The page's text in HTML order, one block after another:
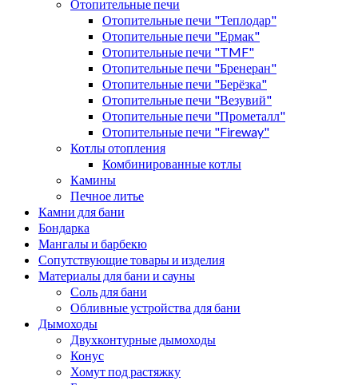
Отопительные печи
Отопительные печи "Теплодар"
Отопительные печи "Ермак"
Отопительные печи "TMF"
Отопительные печи "Бренеран"
Отопительные печи "Берёзка"
Отопительные печи "Везувий"
Отопительные печи "Прометалл"
Отопительные печи "Fireway"
Котлы отопления
Комбинированные котлы
Камины
Печное литье
Камни для бани
Бондарка
Мангалы и барбекю
Сопутствующие товары и изделия
Материалы для бани и сауны
Соль для бани
Обливные устройства для бани
Дымоходы
Двухконтурные дымоходы
Конус
Хомут под растяжку